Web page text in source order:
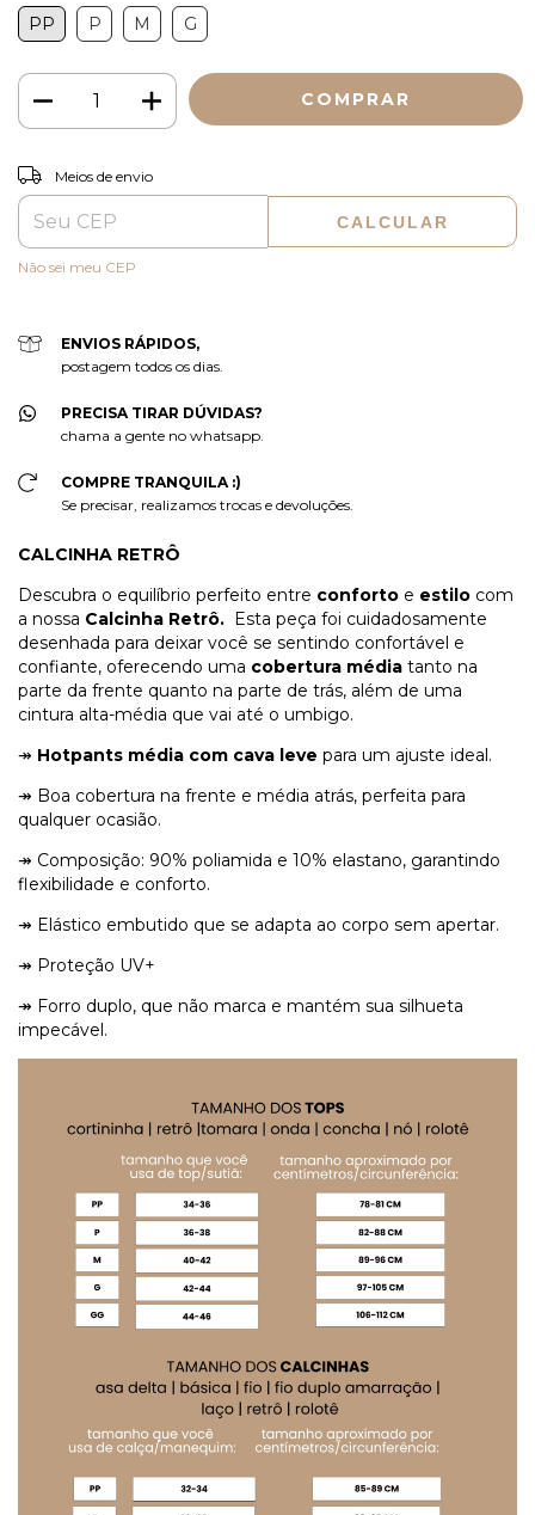
PP P M G
Entregas para o CEP:
Meios de envio
CALCULAR
Não sei meu CEP
ENVIOS RÁPIDOS,
postagem todos os dias.
PRECISA TIRAR DÚVIDAS?
chama a gente no whatsapp.
COMPRE TRANQUILA :)
Se precisar, realizamos trocas e devoluções.
CALCINHA RETRÔ
Descubra o equilíbrio perfeito entre conforto e estilo com
a nossa Calcinha Retrô. Esta peça foi cuidadosamente
desenhada para deixar você se sentindo confortável e
confiante, oferecendo uma cobertura média tanto na
parte da frente quanto na parte de trás, além de uma
cintura alta-média que vai até o umbigo.
↠ Hotpants média com cava leve para um ajuste ideal.
↠ Boa cobertura na frente e média atrás, perfeita para
qualquer ocasião.
↠ Composição: 90% poliamida e 10% elastano, garantindo
flexibilidade e conforto.
↠ Elástico embutido que se adapta ao corpo sem apertar.
↠ Proteção UV+
↠ Forro duplo, que não marca e mantém sua silhueta
impecável.